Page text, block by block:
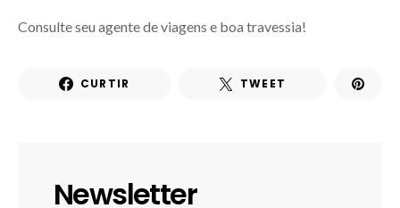
Consulte seu agente de viagens e boa travessia!
CURTIR TWEET
Newsletter